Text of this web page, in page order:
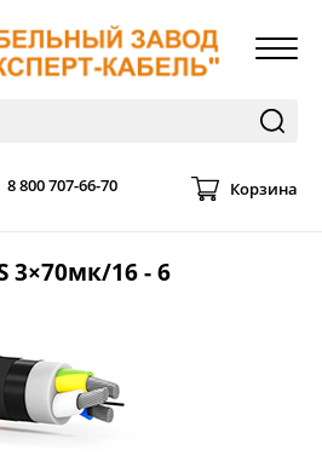
8 800 707-66-70 Корзина
3×70мк/16 - 6